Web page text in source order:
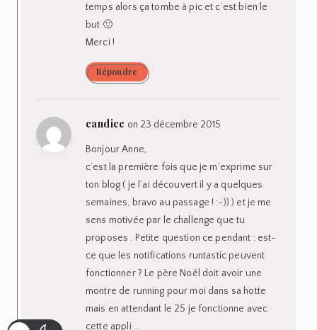
temps alors ça tombe à pic et c’est bien le
but 🙂
Merci !
Répondre
candice on 23 décembre 2015
Bonjour Anne,
c’est la première fois que je m’exprime sur
ton blog ( je l’ai découvert il y a quelques
semaines, bravo au passage ! :-)) ) et je me
sens motivée par le challenge que tu
proposes . Petite question ce pendant : est-
ce que les notifications runtastic peuvent
fonctionner ? Le père Noêl doit avoir une
montre de running pour moi dans sa hotte
mais en attendant le 25 je fonctionne avec
cette appli …